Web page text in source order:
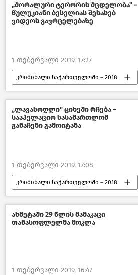
„მორალური ტერორის მცდელობა" –
წულუკიანი ბესელიას შესახებ
ვიდეოს გავრცელებაზე
1 თებერვალი 2019, 17:27
კრიმინალი საქართველოში – 2018
შემთხვევები ახალი ამბები
საქართველო
„ლავასოღლი" ციხეში რჩება –
სააპელაციო სასამართლომ
განაჩენი გამოიტანა
1 თებერვალი 2019, 17:08
კრიმინალი საქართველოში – 2018
შემთხვევები ახალი ამბები
საქართველო
ახმეტაში 29 წლის მამაკაცი
თანასოფლელმა მოკლა
1 თებერვალი 2019, 16:47